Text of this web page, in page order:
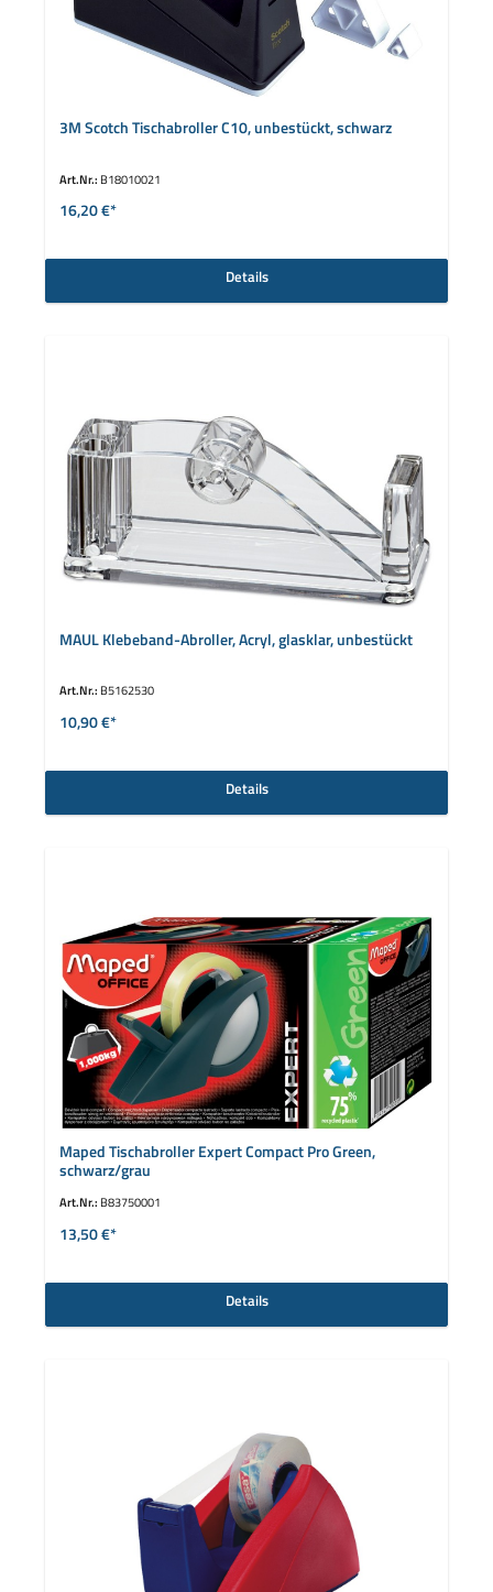
3M Scotch Tischabroller C10, unbestückt, schwarz
Art.Nr.: B18010021
16,20 €*
Details
MAUL Klebeband-Abroller, Acryl, glasklar, unbestückt
Art.Nr.: B5162530
10,90 €*
Details
Maped Tischabroller Expert Compact Pro Green,
schwarz/grau
Art.Nr.: B83750001
13,50 €*
Details